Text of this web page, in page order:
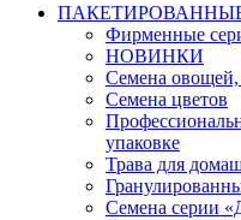
Фирменные
НОВИНКИ
Семена овощей,
Семена цветов
упаковке
Трава для
Семена серии